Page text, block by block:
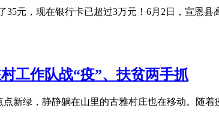
元，现在银行卡已超过3万元！6月2日，宣恩
工作队战“疫”、扶贫两手抓
新绿，静静躺在山里的古雅村庄也在移动。随